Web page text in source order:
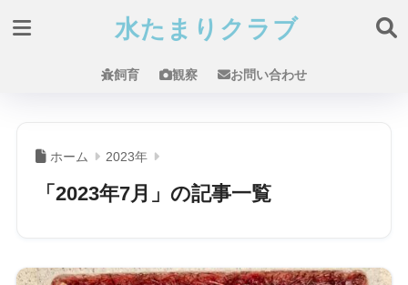
水たまりクラブ
飼育 観察 お問い合わせ
ホーム 2023年
「2023年7月」の記事一覧